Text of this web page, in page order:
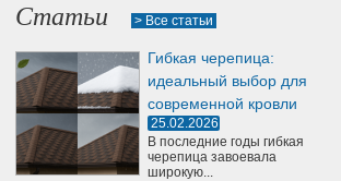
Статьи > Все статьи
Гибкая черепица:
идеальный выбор для
современной кровли
25.02.2026
В последние годы гибкая
черепица завоевала
широкую...